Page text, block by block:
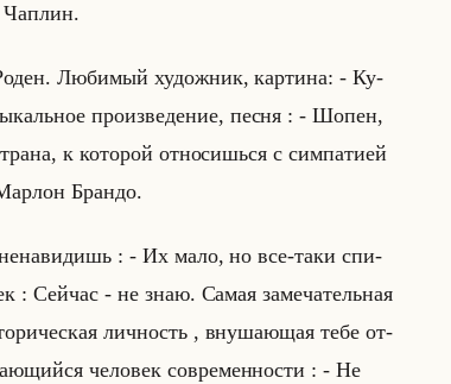
Ча­плин.
Лю­би­мый ху­дож­ник, кар­ти­на: - Ку­
про­из­ве­де­ние, песня : - Шопен,
к ко­то­рой от­но­сишься с сим­па­ти­ей
Бран­до.
: - Их мало, но все-таки спи­
: Сейчас - не знаю. Самая за­ме­ча­тельная
лич­ность , вну­ша­ющая тебе от­
че­ло­век со­вре­мен­но­сти : - Не